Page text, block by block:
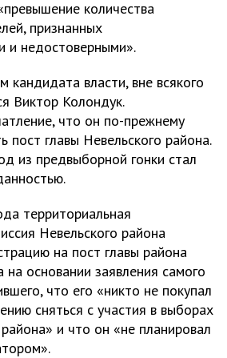
количества
признанных
и недостоверными».
кандидата власти, вне всякого
Виктор Колондук.
что он по-прежнему
пост главы Невельского района.
из предвыборной гонки стал
территориальная
Невельского района
на пост главы района
основании заявления самого
что его «никто не покупал
сняться с участия в выборах
и что он «не планировал